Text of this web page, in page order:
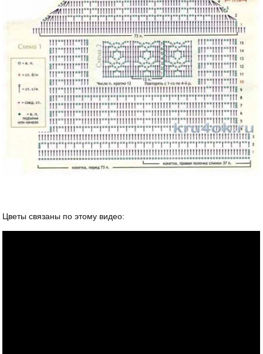
Цветы связаны по этому видео: